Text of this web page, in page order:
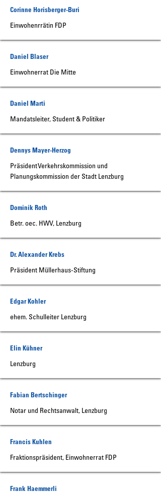
Corinne Horisberger-Buri
Einwohenrrätin FDP
Daniel Blaser
Einwohnerrat Die Mitte
Daniel Marti
Mandatsleiter, Student & Politiker
Dennys Mayer-Herzog
Präsident Verkehrskommission und
Planungskommission der Stadt Lenzburg
Dominik Roth
Betr. oec. HWV, Lenzburg
Dr. Alexander Krebs
Präsident Müllerhaus-Stiftung
Edgar Kohler
ehem. Schulleiter Lenzburg
Elin Kühner
Lenzburg
Fabian Bertschinger
Notar und Rechtsanwalt, Lenzburg
Francis Kuhlen
Fraktionspräsident, Einwohnerrat FDP
Frank Haemmerli